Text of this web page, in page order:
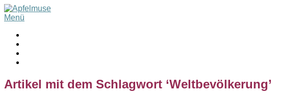
Menü
Artikel mit dem Schlagwort ‘Weltbevölkerung’